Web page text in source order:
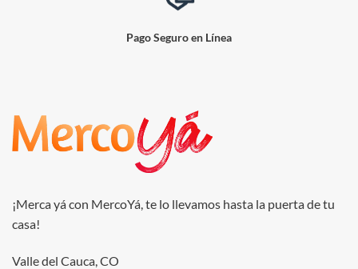
Pago Seguro en Línea
¡Merca yá con MercoYá, te lo llevamos hasta la puerta de tu
casa!
Valle del Cauca, CO